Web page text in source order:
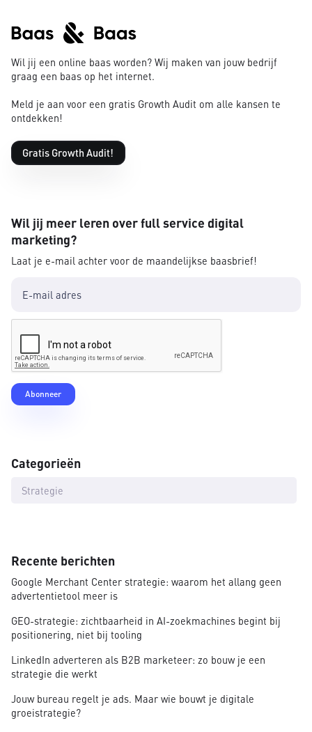
Wil jij een online baas worden? Wij maken van jouw bedrijf
graag een baas op het internet.
Meld je aan voor een gratis Growth Audit om alle kansen te
ontdekken!
Gratis Growth Audit!
Wil jij meer leren over full service digital
marketing?
Laat je e-mail achter voor de maandelijkse baasbrief!
Categorieën
Strategie
Recente berichten
Google Merchant Center strategie: waarom het allang geen
advertentietool meer is
GEO-strategie: zichtbaarheid in AI-zoekmachines begint bij
positionering, niet bij tooling
LinkedIn adverteren als B2B marketeer: zo bouw je een
strategie die werkt
Jouw bureau regelt je ads. Maar wie bouwt je digitale
groeistrategie?